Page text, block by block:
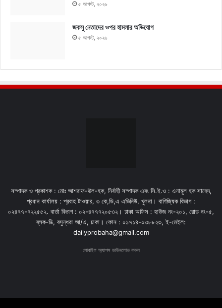
৫ আগস্ট, ২০২৬
জকসু নেতাদের ওপর হামলার অভিযোগ
৫ আগস্ট, ২০২৬
সম্পাদক ও প্রকাশক : মোঃ আশরাফ-উল-হক, নির্বাহী সম্পাদক এবং সি.ই.ও : এনামুল হক সাহেদ,
প্রধান কার্যালয় : প্রবাহ টাওয়ার, ৩ কে,ডি,এ এভিনিউ, খুলনা। বাণিজ্যিক বিভাগ :
০২৪৭৭-৭২২৫৫২. বার্তা বিভাগ : ০২-৪৭৭৭২০৫৩২। ঢাকা অফিস : হাউজ নং-২০১, রোড নং-৫,
ব্লক-ডি, বসুন্ধরা আ/এ, ঢাকা। ফোন : ০১৭১৪-০৩৮৮২৩, ই-মেইল:
dailyprobaha@gmail.com
মোবাইল অ্যাপস ডাউনলোড করুন